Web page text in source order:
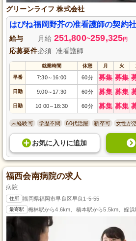
グリーンライフ 株式会社
はぴね福岡野芥の准看護師の契約
給与 月給 251,800~259,325円
応募要件必須: 准看護師
就業時間 休憩 月 火
早番 7:30～ 16:00 60分 募集 募集
日勤 9:00～ 17:30 60分 募集 募集
日勤 10:00～ 18:30 60分 募集 募集
未経験可 学歴不問 60代活躍 新卒可 女性が
お気に入り に追加
福西会南病院の求人
病院
住所 福岡県福岡市早良区早良1-5-55
最寄駅 梅林駅から4.6km、橋本駅から5.5km、姪